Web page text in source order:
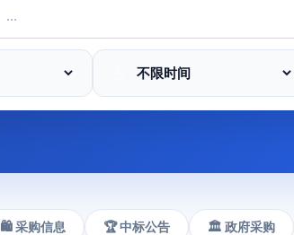
🛍️ 采购信息 🏆 中标公告 🏛️ 政府采购